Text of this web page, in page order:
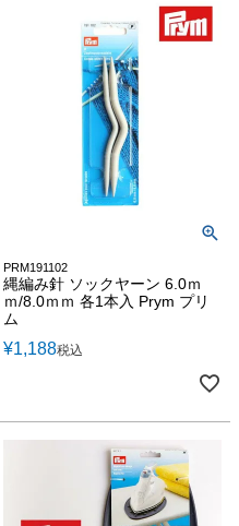
PRM191102
縄編み針 ソックヤーン 6.0ｍ
ｍ/8.0ｍｍ 各1本入 Prym プリ
ム
¥1,188税込